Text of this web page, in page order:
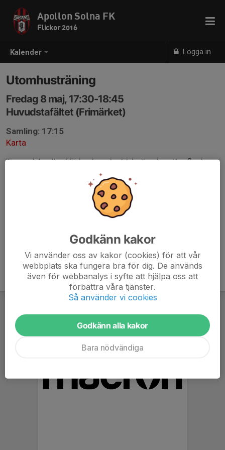
Kalender Logga in
Apollon Solna FK
Flickor 2016
Utomhusträning
Fredag 8 maj, 17:30-18:45
Huvudstafältet (Frimärket)
Samling: 17:15
Karta
Ta med Apollonkläder, benskydd, boll och vattenflaska.
Godkänn kakor
Vi använder oss av kakor (cookies) för att vår
webbplats ska fungera bra för dig. De används
även för webbanalys i syfte att hjälpa oss att
förbättra våra tjänster.
Så använder vi cookies
Godkänn alla kakor
Bara nödvändiga